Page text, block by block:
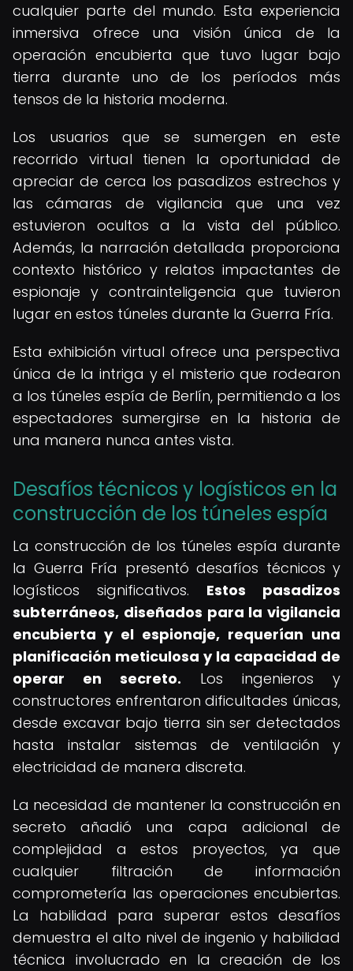
cualquier parte del mundo. Esta experiencia
inmersiva ofrece una visión única de la
operación encubierta que tuvo lugar bajo
tierra durante uno de los períodos más
tensos de la historia moderna.
Los usuarios que se sumergen en este
recorrido virtual tienen la oportunidad de
apreciar de cerca los pasadizos estrechos y
las cámaras de vigilancia que una vez
estuvieron ocultos a la vista del público.
Además, la narración detallada proporciona
contexto histórico y relatos impactantes de
espionaje y contrainteligencia que tuvieron
lugar en estos túneles durante la Guerra Fría.
Esta exhibición virtual ofrece una perspectiva
única de la intriga y el misterio que rodearon
a los túneles espía de Berlín, permitiendo a los
espectadores sumergirse en la historia de
una manera nunca antes vista.
Desafíos técnicos y logísticos en la
construcción de los túneles espía
La construcción de los túneles espía durante
la Guerra Fría presentó desafíos técnicos y
logísticos significativos. Estos pasadizos
subterráneos, diseñados para la vigilancia
encubierta y el espionaje, requerían una
planificación meticulosa y la capacidad de
operar en secreto. Los ingenieros y
constructores enfrentaron dificultades únicas,
desde excavar bajo tierra sin ser detectados
hasta instalar sistemas de ventilación y
electricidad de manera discreta.
La necesidad de mantener la construcción en
secreto añadió una capa adicional de
complejidad a estos proyectos, ya que
cualquier filtración de información
comprometería las operaciones encubiertas.
La habilidad para superar estos desafíos
demuestra el alto nivel de ingenio y habilidad
técnica involucrado en la creación de los